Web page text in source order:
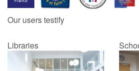
Contraste +
Help
Home
Our users testify
Libraries